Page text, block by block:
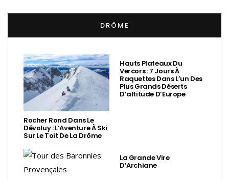
DRÔME
Rocher Rond Dans Le
Dévoluy : L’Aventure À Ski
Sur Le Toit De La Drôme
Hauts Plateaux Du
Vercors : 7 Jours À
Raquettes Dans L’un Des
Plus Grands Déserts
D’altitude D’Europe
La Grande Vire
D’Archiane